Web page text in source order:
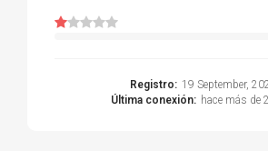
Registro: 19 September,
Última conexión: hace más de